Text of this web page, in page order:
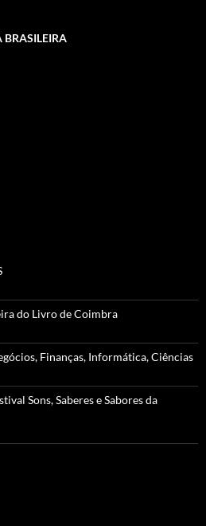
do Livro de Coimbra
Finanças, Informática, Ciências
Sons, Saberes e Sabores da